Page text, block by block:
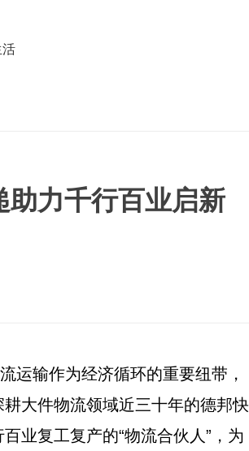
活
助力千行百业启新
输作为经济循环的重要纽带，
大件物流领域近三十年的德邦快
业复工复产的“物流合伙人”，为